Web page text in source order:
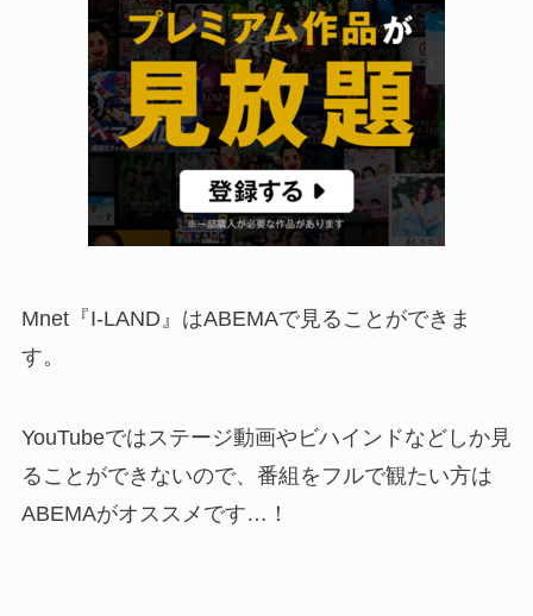
Mnet『I-LAND』はABEMAで見ることができま
す。
YouTubeではステージ動画やビハインドなどしか見
ることができないので、番組をフルで観たい方は
ABEMAがオススメです…！